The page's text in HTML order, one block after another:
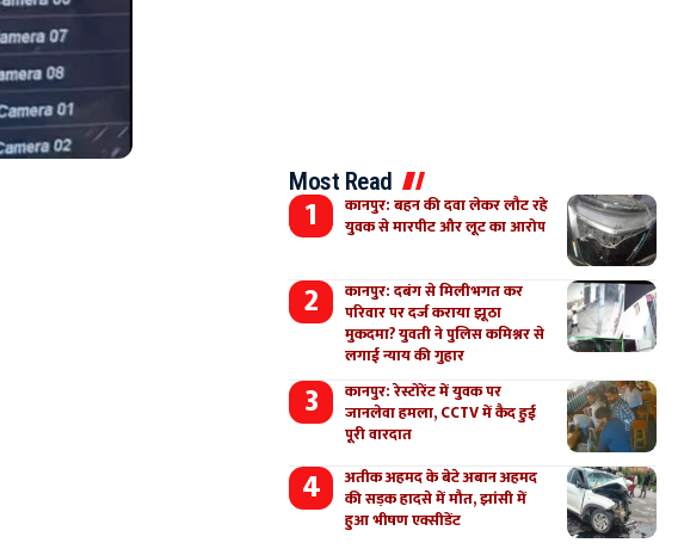
Most Read
कानपुर: बहन की दवा लेकर लौट रहे
युवक से मारपीट और लूट का आरोप
कानपुर: दबंग से मिलीभगत कर
परिवार पर दर्ज कराया झूठा
मुकदमा? युवती ने पुलिस कमिश्नर से
लगाई न्याय की गुहार
कानपुर: रेस्टोरेंट में युवक पर
जानलेवा हमला, CCTV में कैद हुई
पूरी वारदात
अतीक अहमद के बेटे अबान अहमद
की सड़क हादसे में मौत, झांसी में
हुआ भीषण एक्सीडेंट